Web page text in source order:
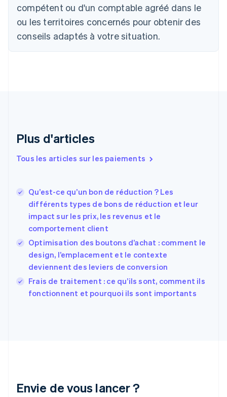
compétent ou d'un comptable agréé dans le
ou les territoires concernés pour obtenir des
conseils adaptés à votre situation.
Plus d'articles
Tous les articles sur les paiements
Qu’est-ce qu’un bon de réduction ? Les
différents types de bons de réduction et leur
impact sur les prix, les revenus et le
comportement client
Optimisation des boutons d’achat : comment le
design, l’emplacement et le contexte
deviennent des leviers de conversion
Frais de traitement : ce qu’ils sont, comment ils
fonctionnent et pourquoi ils sont importants
Envie de vous lancer ?
Português English
Bulgarie
English
Canada
EnglishFrançais
English
Émirats arabes unis
Estonie
English
États-Unis
EnglishEspañol简体中文
Finlande
English Svenska
France
FrançaisEnglish
Gibraltar
English
Grèce
Japon